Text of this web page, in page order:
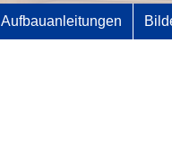
Aufbauanleitungen